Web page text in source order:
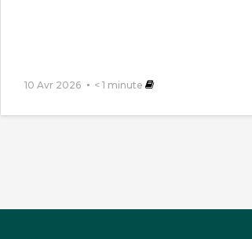
10 Avr 2026 < 1 minute